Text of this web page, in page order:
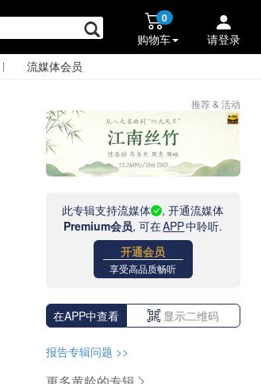
0
购物车 请登录
| 流媒体会员
推荐 & 活动
此专辑支持流媒体
, 开通流媒体
Premium会员, 可在APP中聆听.
开通会员
享受高品质畅听
在APP中查看 显示二维码
报告专辑问题 >>